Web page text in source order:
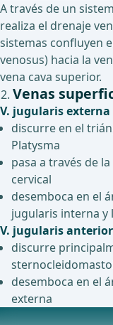
A través de un
realiza el drenaje
sistemas confluyen
venosus) hacia la
vena cava superior.
Venas
V. jugularis externa
discurre en el
Platysma
pasa a través de
cervical
desemboca en el
jugularis interna y
V. jugularis anterior
discurre
desemboca en el
externa
Venas profundas